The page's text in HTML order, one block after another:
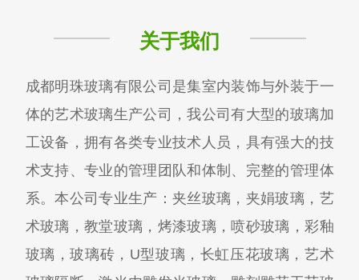
关于我们
成都明珠玻璃有限公司是集室内装饰与外装于一
体的艺术玻璃生产公司，我公司有大型的玻璃加
工设备，拥有各类专业技术人员，具有强大的技
术支持、专业的管理团队和体制、完整的管理体
系。本公司专业生产：夹丝玻璃，夹娟玻璃，艺
术玻璃，教堂玻璃，烤漆玻璃，喷砂玻璃，彩釉
玻璃，玻璃砖，U型玻璃，长虹压花玻璃，艺术